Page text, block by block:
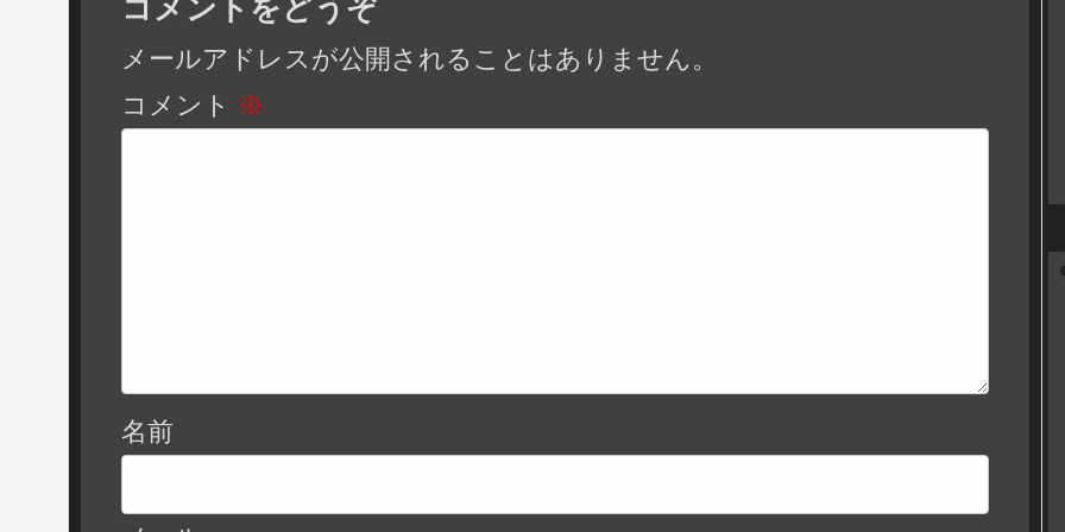
コメントをどうぞ
メールアドレスが公開されることはありません。
コメント ※
名前